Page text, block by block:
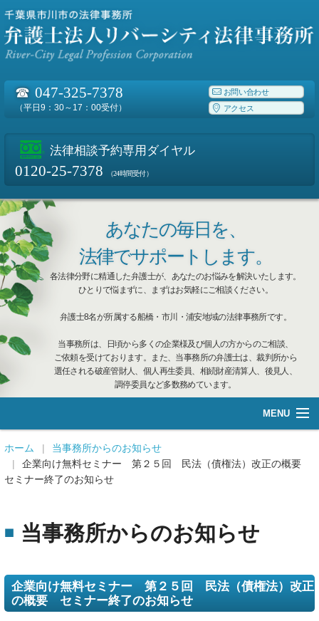
☎ 047-325-7378
（平日9：30～17：00受付）
お問い合わせ
アクセス
法律相談予約専用ダイヤル
0120-25-7378 （24時間受付）
あなたの毎日を、
法律でサポートします。
各法律分野に精通した弁護士が、あなたのお悩みを解決いたします。
ひとりで悩まずに、まずはお気軽にご相談ください。
弁護士8名が所属する船橋・市川・浦安地域の法律事務所です。
当事務所は、日頃から多くの企業様及び個人の方からのご相談、
ご依頼を受けております。また、当事務所の弁護士は、裁判所から
選任される破産管財人、個人再生委員、相続財産清算人、後見人、
調停委員など多数務めています。
MENU
総合案内
遺言管理
ホーム
当事務所からのお知らせ
企業向け無料セミナー 第２５回 民法（債権法）改正の概要
セミナー終了のお知らせ
当事務所からのお知らせ
企業向け無料セミナー 第２５回 民法（債権法）改正
の概要 セミナー終了のお知らせ